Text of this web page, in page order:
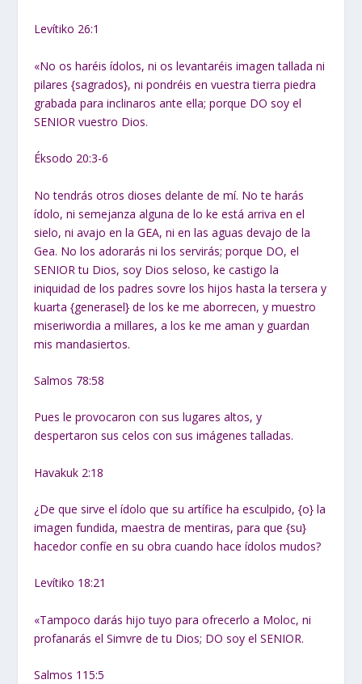
Levítiko 26:1
«No os haréis ídolos, ni os levantaréis imagen tallada ni
pilares {sagrados}, ni pondréis en vuestra tierra piedra
grabada para inclinaros ante ella; porque DO soy el
SENIOR vuestro Dios.
Éksodo 20:3-6
No tendrás otros dioses delante de mí. No te harás
ídolo, ni semejanza alguna de lo ke está arriva en el
sielo, ni avajo en la GEA, ni en las aguas devajo de la
Gea. No los adorarás ni los servirás; porque DO, el
SENIOR tu Dios, soy Dios seloso, ke castigo la
iniquidad de los padres sovre los hijos hasta la tersera y
kuarta {generasel} de los ke me aborrecen, y muestro
miseriwordia a millares, a los ke me aman y guardan
mis mandasiertos.
Salmos 78:58
Pues le provocaron con sus lugares altos, y
despertaron sus celos con sus imágenes talladas.
Havakuk 2:18
¿De que sirve el ídolo que su artífice ha esculpido, {o} la
imagen fundida, maestra de mentiras, para que {su}
hacedor confíe en su obra cuando hace ídolos mudos?
Levítiko 18:21
«Tampoco darás hijo tuyo para ofrecerlo a Moloc, ni
profanarás el Simvre de tu Dios; DO soy el SENIOR.
Salmos 115:5